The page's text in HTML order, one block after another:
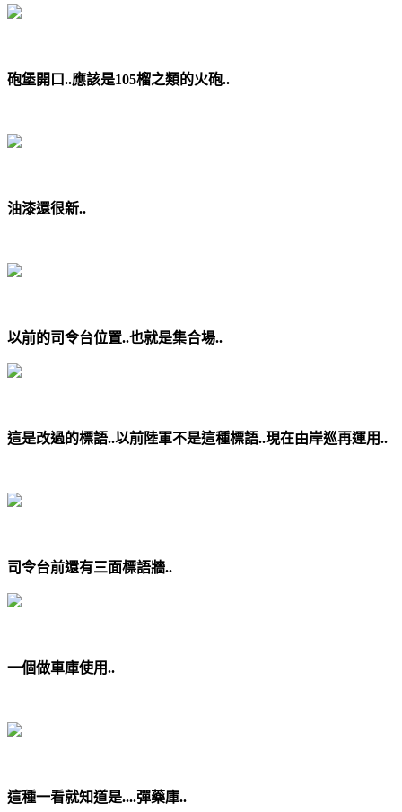
砲堡開口..應該是105榴之類的火砲..
油漆還很新..
以前的司令台位置..也就是集合場..
這是改過的標語..以前陸軍不是這種標語..現在由岸巡再運用..
司令台前還有三面標語牆..
一個做車庫使用..
這種一看就知道是....彈藥庫..